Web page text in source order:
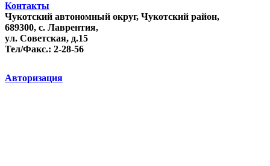
Контакты
Чукотский автономный округ, Чукотский район,
689300, с. Лаврентия,
ул. Советская, д.15
Тел/Факс.: 2-28-56
Авторизация